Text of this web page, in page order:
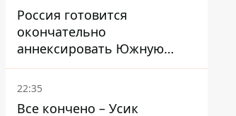
Россия готовится
окончательно
аннексировать Южную
Осетию – страны НАТО
обеспокоены
22:35
Все кончено – Усик